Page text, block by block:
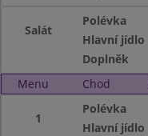
Salát
Polévka
Hlavní jídlo
Doplněk
Menu
Chod
1
Polévka
Hlavní jídlo